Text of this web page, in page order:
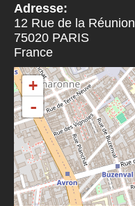
Adresse:
12 Rue de la Réunion
75020 PARIS
France
+
-